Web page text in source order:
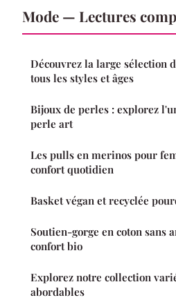
Mode — Lectures
Découvrez la large sélection
tous les styles et âges
Bijoux de perles : explorez
perle art
Les pulls en merinos pour
confort quotidien
Basket végan et recyclée
Soutien-gorge en coton sans
confort bio
Explorez notre collection
abordables